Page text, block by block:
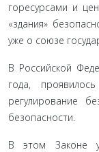
горесурсами и
«здания»
уже о союзе
В Российской
года,
регулирование
безопасности.
В этом Законе